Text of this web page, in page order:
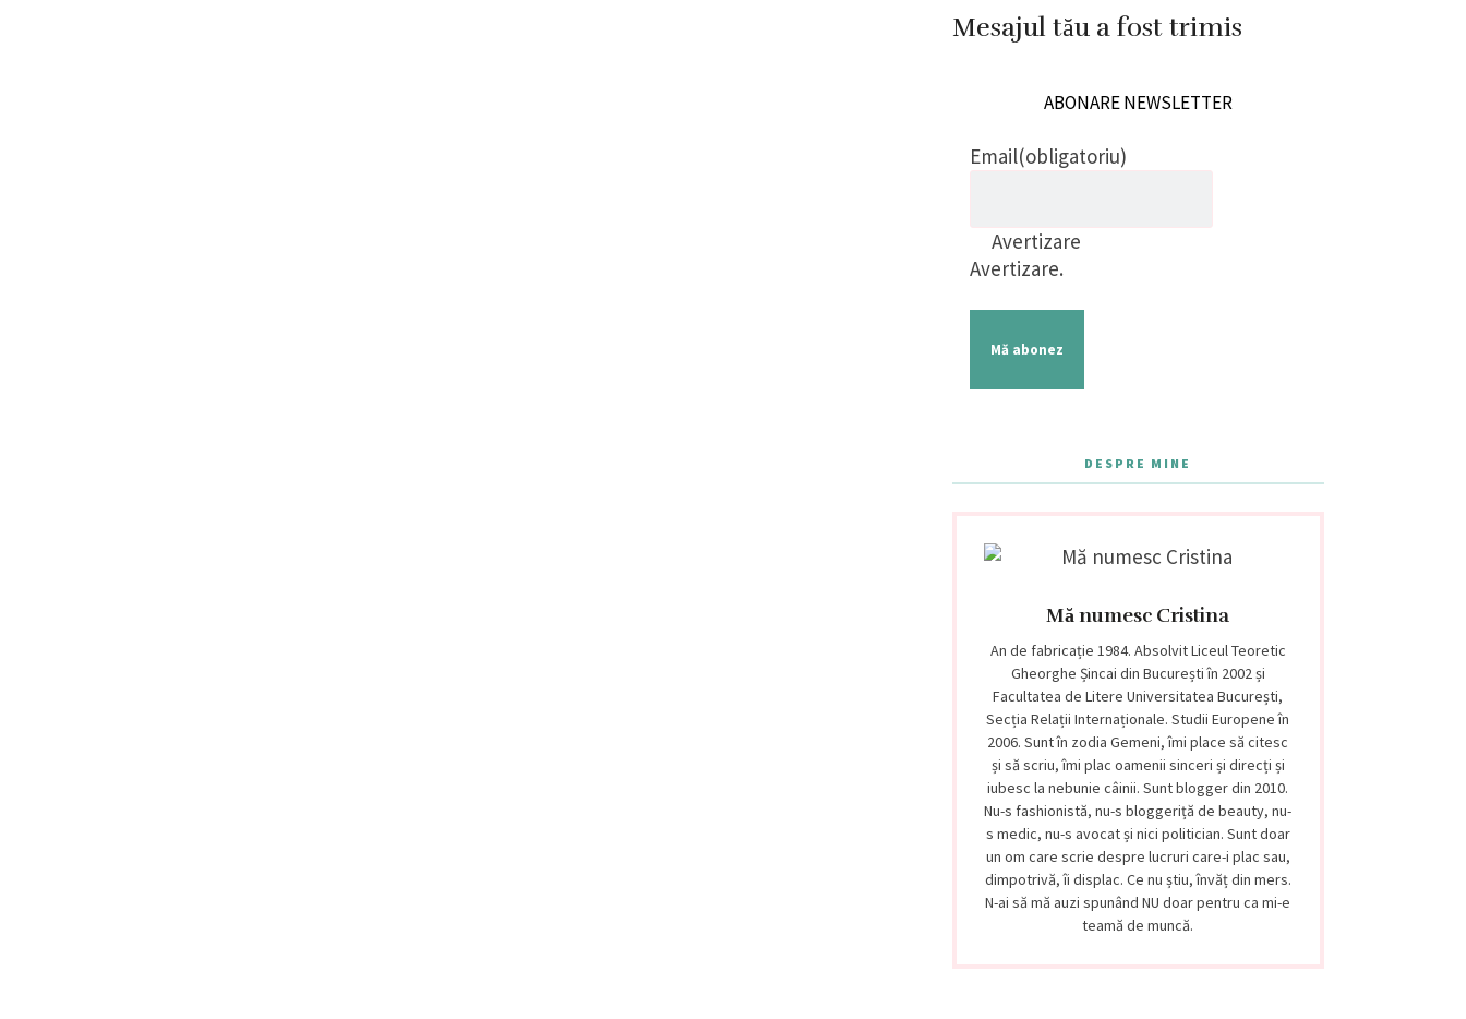
Mesajul tău a fost trimis
ABONARE NEWSLETTER
Email(obligatoriu)
Avertizare
Avertizare.
Mă abonez
DESPRE MINE
Mă numesc Cristina
An de fabricație 1984. Absolvit Liceul Teoretic
Gheorghe Șincai din București în 2002 și
Facultatea de Litere Universitatea București,
Secția Relații Internaționale. Studii Europene în
2006. Sunt în zodia Gemeni, îmi place să citesc
și să scriu, îmi plac oamenii sinceri și direcți și
iubesc la nebunie câinii. Sunt blogger din 2010.
Nu-s fashionistă, nu-s bloggeriță de beauty, nu-
s medic, nu-s avocat și nici politician. Sunt doar
un om care scrie despre lucruri care-i plac sau,
dimpotrivă, îi displac. Ce nu știu, învăț din mers.
N-ai să mă auzi spunând NU doar pentru ca mi-e
teamă de muncă.